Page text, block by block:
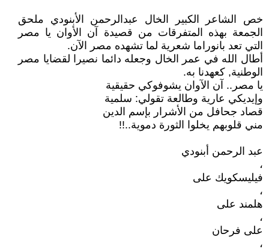
خص الشاعر الكبير الخال عبدالرحمن الأبنودي ملحق
الجمعة بهذه المتفرقات من قصيدة آن الأوان يا مصر
التي تعد بانوراما شعرية لما تشهده مصر الآن‏.
أطال الله في عمر الخال وجعله دائما نصيرا لقضايا مصر
الوطنية, كعهدنا به.
يا مصر.. آن الآوان يشوفوكي حقيقية
وإيديكي عارية وطالعة تقولي: سلمية
قصاد جحافل من الأشرار بإسم الدين
مني قلوبهم يخلوا الثورة دموية..!!
عبد الرحمن أبنودي
،
فيليسكويك على
،
هلمند على
،
على فرحان
،